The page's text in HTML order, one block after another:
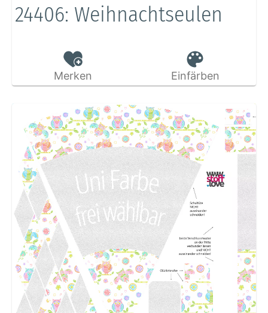
24406: Weihnachtseulen
Merken Einfärben